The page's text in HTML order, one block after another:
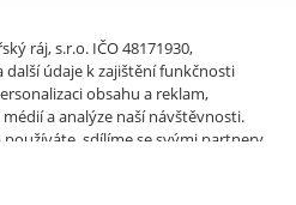
ráj, s.r.o. IČO 48171930,
údaje k zajištění funkčnosti
obsahu a reklam,
a analýze naší návštěvnosti.
sdílíme se svými partnery
Google používá. Partneři tyto